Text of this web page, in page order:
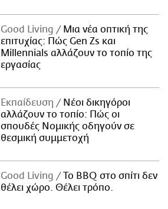
Good Living
Μια νέα οπτική της
επιτυχίας: Πώς Gen Zs και
Millennials αλλάζουν το τοπίο της
εργασίας
Εκπαίδευση
Νέοι δικηγόροι
αλλάζουν το τοπίο: Πώς οι
σπουδές Νομικής οδηγούν σε
θεσμική συμμετοχή
Good Living
Το BBQ στο σπίτι δεν
θέλει χώρο. Θέλει τρόπο.